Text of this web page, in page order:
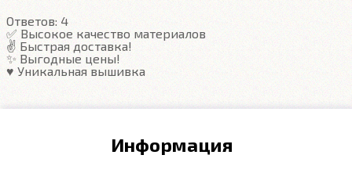
Ответов: 4
✅ Высокое качество материалов
✌️ Быстрая доставка!
✨ Выгодные цены!
♥️ Уникальная вышивка
Информация